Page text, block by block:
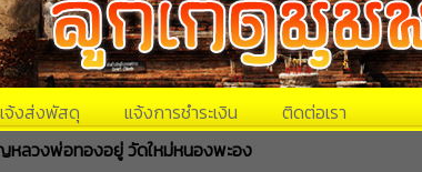
จ้งส่งพัสดุ แจ้งการชำระเงิน ติดต่อเรา
หลวงพ่อทองอยู่ วัดใหม่หนองพะอง